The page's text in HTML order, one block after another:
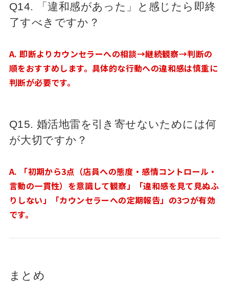
Q14. 「違和感があった」と感じたら即終
了すべきですか？
A. 即断よりカウンセラーへの相談→継続観察→判断の
順をおすすめします。具体的な行動への違和感は慎重に
判断が必要です。
Q15. 婚活地雷を引き寄せないためには何
が大切ですか？
A. 「初期から3点（店員への態度・感情コントロール・
言動の一貫性）を意識して観察」「違和感を見て見ぬふ
りしない」「カウンセラーへの定期報告」の3つが有効
です。
まとめ